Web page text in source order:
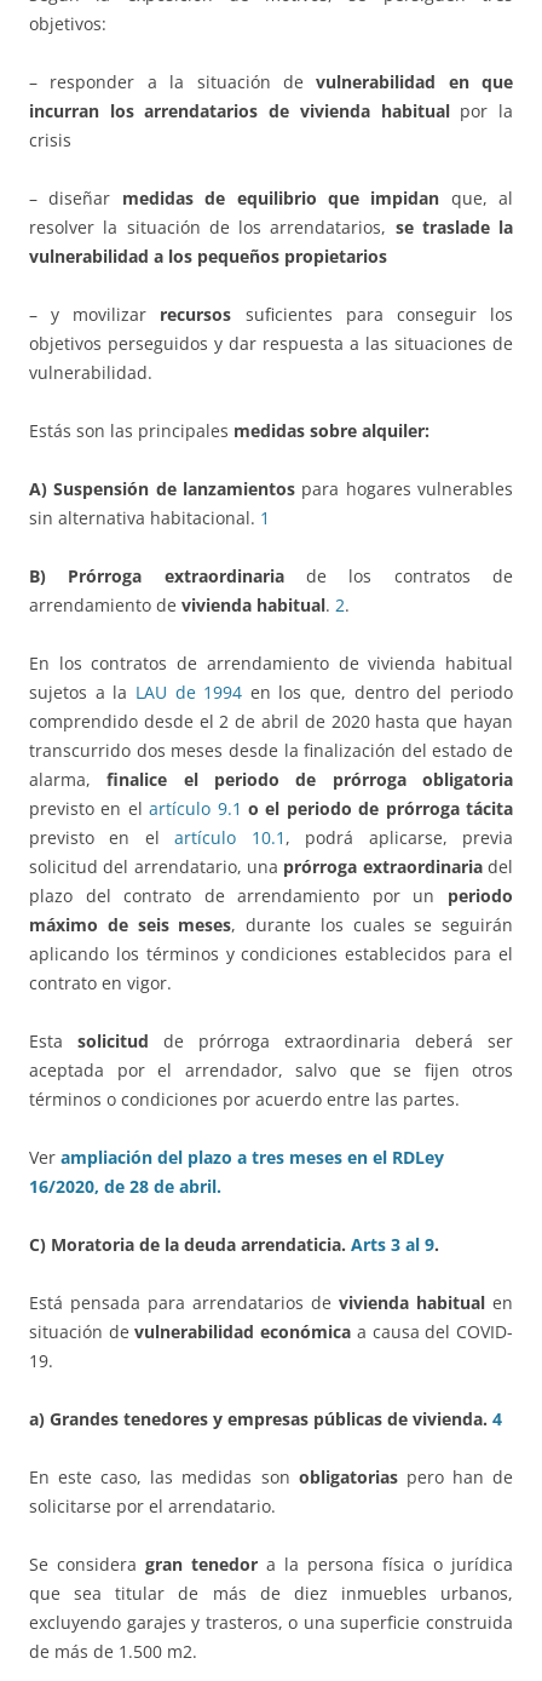
objetivos:
– responder a la situación devulnerabilidad en que
incurran los arrendatarios de vivienda habitualpor la
crisis
– diseñar medidas de equilibrio que impidan que, al
resolver la situación de los arrendatarios, se traslade la
vulnerabilidad a los pequeños propietarios
– y movilizar recursos suficientes para conseguir los
objetivos perseguidos y dar respuesta a las situaciones de
vulnerabilidad.
Estás son las principales medidas sobre alquiler:
A) Suspensión de lanzamientos para hogares vulnerables
sin alternativa habitacional. 1
B) Prórroga extraordinariade los contratos de
arrendamiento de vivienda habitual. 2.
En los contratos de arrendamiento de vivienda habitual
sujetos a la LAU de 1994 en los que, dentro del periodo
comprendido desde el 2 de abril de 2020 hasta que hayan
transcurrido dos meses desde la finalización del estado de
alarma,finalice el periodo de prórroga obligatoria
previsto en elartículo 9.1 o el periodo de prórroga tácita
previsto en elartículo 10.1 , podrá aplicarse, previa
solicitud del arrendatario, una prórroga extraordinariadel
plazo del contrato de arrendamiento por un periodo
máximo de seis meses, durante los cuales se seguirán
aplicando los términos y condiciones establecidos para el
contrato en vigor.
Esta solicitud de prórroga extraordinaria deberá ser
aceptada por el arrendador, salvo que se fijen otros
términos o condiciones por acuerdo entre las partes.
Ver ampliación del plazo a tres meses en el RDLey
16/2020, de 28 de abril.
C) Moratoria de la deuda arrendaticia. Arts 3 al 9.
Está pensada para arrendatarios de vivienda habitual en
situación devulnerabilidad económica a causa del COVID-
19.
a) Grandes tenedores y empresas públicas de vivienda. 4
En este caso, las medidas son obligatoriaspero han de
solicitarse por el arrendatario.
Se considera gran tenedor a la persona física o jurídica
que sea titular de más de diez inmuebles urbanos,
excluyendo garajes y trasteros, o una superficie construida
de más de 1.500 m2.